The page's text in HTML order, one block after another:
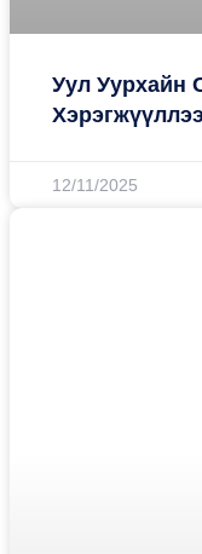
Уул Уурхайн
12/11/2025